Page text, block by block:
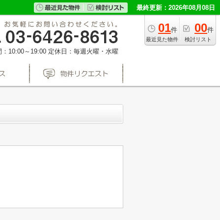
最終更新：2026年08月08日
01件
最近見た物件
00件
検討リスト
：10:00～19:00 定休日：毎週火曜・水曜